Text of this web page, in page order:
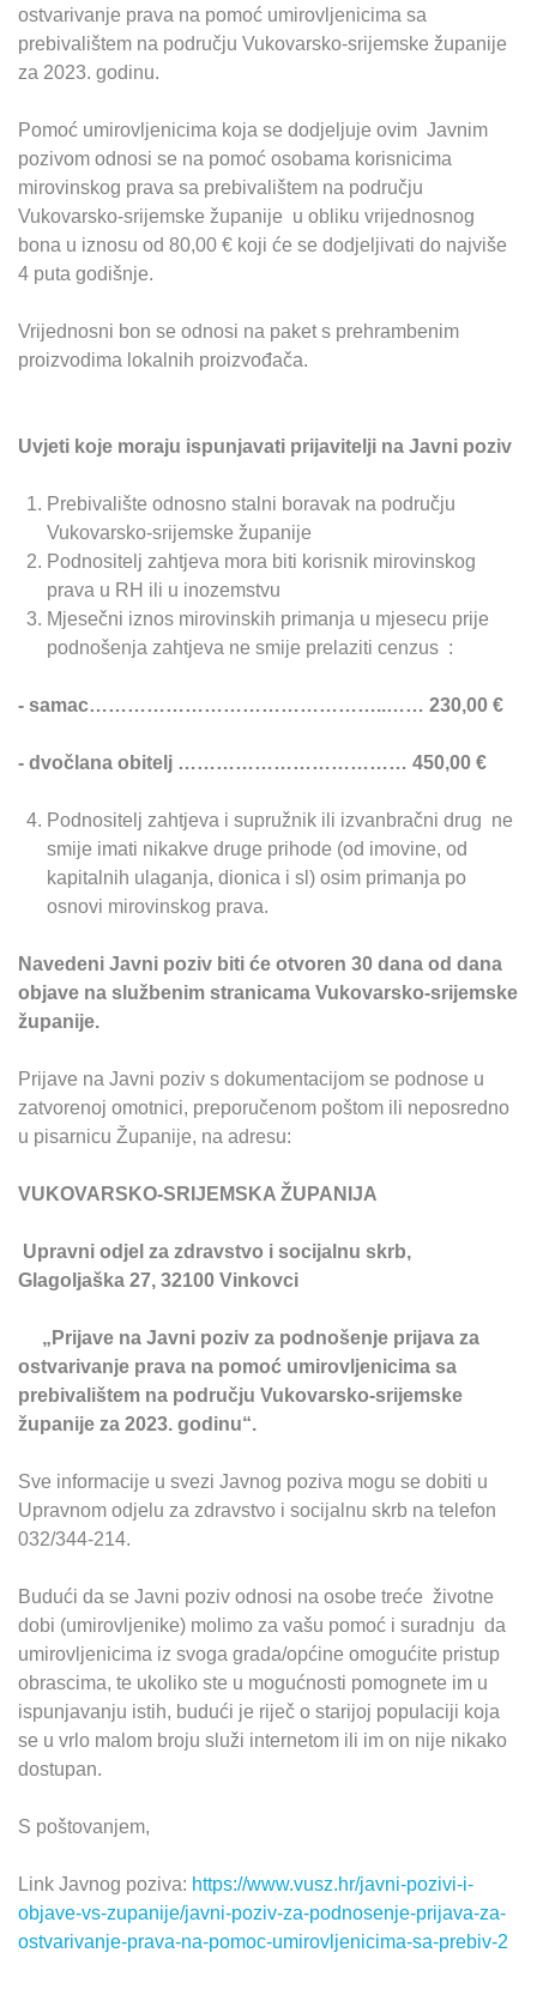
ostvarivanje prava na pomoć umirovljenicima sa
prebivalištem na području Vukovarsko-srijemske županije
za 2023. godinu.
Pomoć umirovljenicima koja se dodjeljuje ovim Javnim
pozivom odnosi se na pomoć osobama korisnicima
mirovinskog prava sa prebivalištem na području
Vukovarsko-srijemske županije u obliku vrijednosnog
bona u iznosu od 80,00 € koji će se dodjeljivati do najviše
4 puta godišnje.
Vrijednosni bon se odnosi na paket s prehrambenim
proizvodima lokalnih proizvođača.
Uvjeti koje moraju ispunjavati prijavitelji na Javni poziv
Prebivalište odnosno stalni boravak na području
Vukovarsko-srijemske županije
Podnositelj zahtjeva mora biti korisnik mirovinskog
prava u RH ili u inozemstvu
Mjesečni iznos mirovinskih primanja u mjesecu prije
podnošenja zahtjeva ne smije prelaziti cenzus :
- samac………………………………………..…… 230,00 €
- dvočlana obitelj ……………………………… 450,00 €
Podnositelj zahtjeva i supružnik ili izvanbračni drug ne
smije imati nikakve druge prihode (od imovine, od
kapitalnih ulaganja, dionica i sl) osim primanja po
osnovi mirovinskog prava.
Navedeni Javni poziv biti će otvoren 30 dana od dana
objave na službenim stranicama Vukovarsko-srijemske
županije.
Prijave na Javni poziv s dokumentacijom se podnose u
zatvorenoj omotnici, preporučenom poštom ili neposredno
u pisarnicu Županije, na adresu:
VUKOVARSKO-SRIJEMSKA ŽUPANIJA
Upravni odjel za zdravstvo i socijalnu skrb,
Glagoljaška 27, 32100 Vinkovci
„Prijave na Javni poziv za podnošenje prijava za
ostvarivanje prava na pomoć umirovljenicima sa
prebivalištem na području Vukovarsko-srijemske
županije za 2023. godinu“.
Sve informacije u svezi Javnog poziva mogu se dobiti u
Upravnom odjelu za zdravstvo i socijalnu skrb na telefon
032/344-214.
Budući da se Javni poziv odnosi na osobe treće životne
dobi (umirovljenike) molimo za vašu pomoć i suradnju da
umirovljenicima iz svoga grada/općine omogućite pristup
obrascima, te ukoliko ste u mogućnosti pomognete im u
ispunjavanju istih, budući je riječ o starijoj populaciji koja
se u vrlo malom broju služi internetom ili im on nije nikako
dostupan.
S poštovanjem,
Link Javnog poziva: https://www.vusz.hr/javni-pozivi-i-
objave-vs-zupanije/javni-poziv-za-podnosenje-prijava-za-
ostvarivanje-prava-na-pomoc-umirovljenicima-sa-prebiv-2